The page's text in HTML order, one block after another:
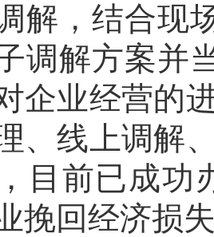
解，结合现
调解方案并
企业经营的
、线上调解
目前已成功
挽回经济损